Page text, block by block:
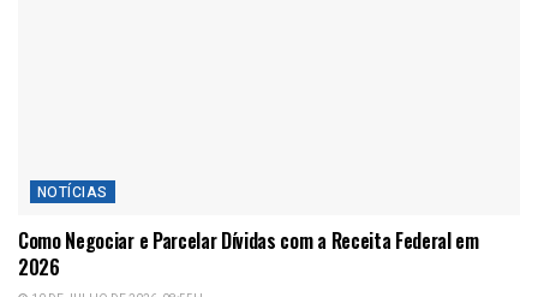
NOTÍCIAS
Como Negociar e Parcelar Dívidas com a Receita Federal em
2026